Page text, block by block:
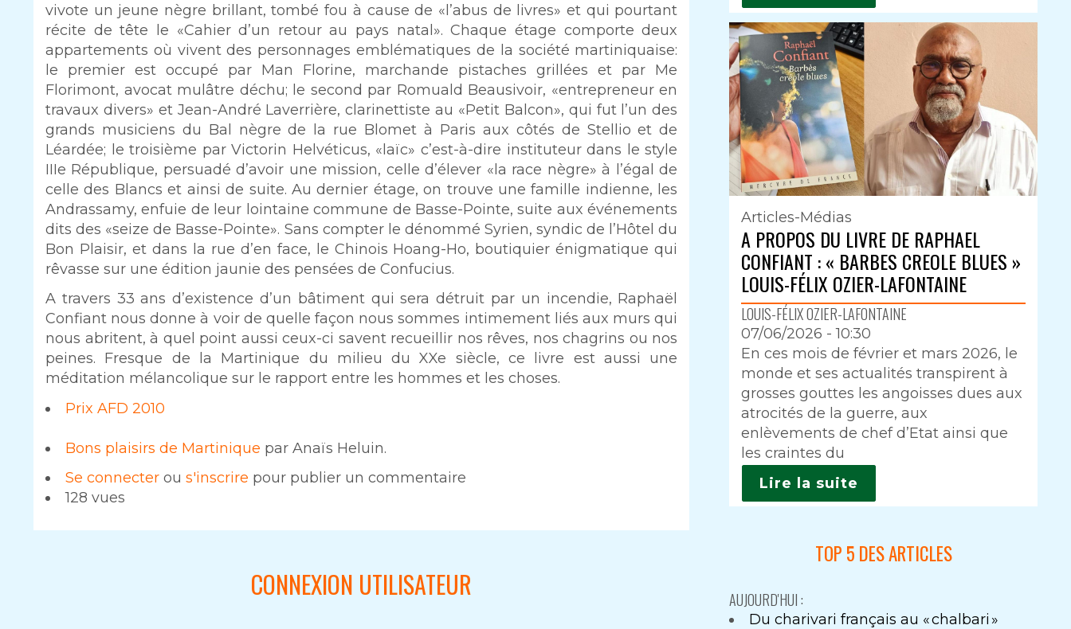
vivote un jeune nègre brillant, tombé fou à cause de «l’abus de livres» et qui pourtant
récite de tête le «Cahier d’un retour au pays natal». Chaque étage comporte deux
appartements où vivent des personnages emblématiques de la société martiniquaise:
le premier est occupé par Man Florine, marchande pistaches grillées et par Me
Florimont, avocat mulâtre déchu; le second par Romuald Beausivoir, «entrepreneur en
travaux divers» et Jean-André Laverrière, clarinettiste au «Petit Balcon», qui fut l’un des
grands musiciens du Bal nègre de la rue Blomet à Paris aux côtés de Stellio et de
Léardée; le troisième par Victorin Helvéticus, «laïc» c’est-à-dire instituteur dans le style
IIIe République, persuadé d’avoir une mission, celle d’élever «la race nègre» à l’égal de
celle des Blancs et ainsi de suite. Au dernier étage, on trouve une famille indienne, les
Andrassamy, enfuie de leur lointaine commune de Basse-Pointe, suite aux événements
dits des «seize de Basse-Pointe». Sans compter le dénommé Syrien, syndic de l’Hôtel du
Bon Plaisir, et dans la rue d’en face, le Chinois Hoang-Ho, boutiquier énigmatique qui
rêvasse sur une édition jaunie des pensées de Confucius.
A travers 33 ans d’existence d’un bâtiment qui sera détruit par un incendie, Raphaël
Confiant nous donne à voir de quelle façon nous sommes intimement liés aux murs qui
nous abritent, à quel point aussi ceux-ci savent recueillir nos rêves, nos chagrins ou nos
peines. Fresque de la Martinique du milieu du XXe siècle, ce livre est aussi une
méditation mélancolique sur le rapport entre les hommes et les choses.
Prix AFD 2010
Bons plaisirs de Martinique par Anaïs Heluin.
Se connecter ou s'inscrire pour publier un commentaire
128 vues
CONNEXION UTILISATEUR
Articles-Médias
A PROPOS DU LIVRE DE RAPHAEL
CONFIANT : « BARBES CREOLE BLUES »
LOUIS-FÉLIX OZIER-LAFONTAINE
LOUIS-FÉLIX OZIER-LAFONTAINE
07/06/2026 - 10:30
Intro
En ces mois de février et mars 2026, le
monde et ses actualités transpirent à
grosses gouttes les angoisses dues aux
atrocités de la guerre, aux
enlèvements de chef d’Etat ainsi que
les craintes du
Lire la suite
TOP 5 DES ARTICLES
AUJOURD'HUI :
Du charivari français au « chalbari »